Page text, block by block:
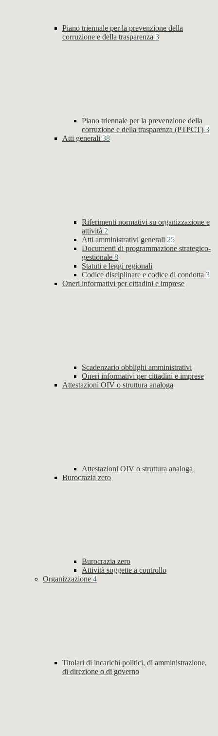
Piano triennale per la prevenzione della
corruzione e della trasparenza 3
Piano triennale per la prevenzione della
corruzione e della trasparenza (PTPCT) 3
Atti generali 38
Riferimenti normativi su organizzazione e
attività 2
Atti amministrativi generali 25
Documenti di programmazione strategico-
gestionale 8
Statuti e leggi regionali
Codice disciplinare e codice di condotta 3
Oneri informativi per cittadini e imprese
Scadenzario obblighi amministrativi
Oneri informativi per cittadini e imprese
Attestazioni OIV o struttura analoga
Attestazioni OIV o struttura analoga
Burocrazia zero
Burocrazia zero
Attività soggette a controllo
Organizzazione 4
Titolari di incarichi politici, di amministrazione,
di direzione o di governo